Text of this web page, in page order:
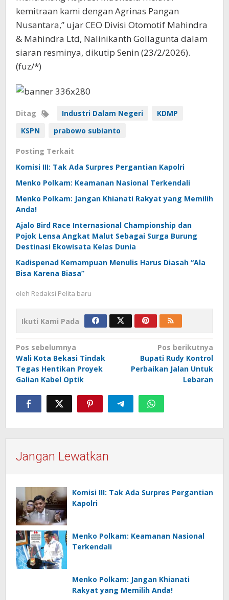
kemitraan kami dengan Agrinas Pangan
Nusantara,” ujar CEO Divisi Otomotif Mahindra
& Mahindra Ltd, Nalinikanth Gollagunta dalam
siaran resminya, dikutip Senin (23/2/2026).
(fuz/*)
Ditag Industri Dalam Negeri
KDMP
KSPN
prabowo subianto
Posting Terkait
Komisi III: Tak Ada Surpres Pergantian Kapolri
Menko Polkam: Keamanan Nasional Terkendali
Menko Polkam: Jangan Khianati Rakyat yang Memilih
Anda!
Ajalo Bird Race Internasional Championship dan
Pojok Lensa Angkat Malut Sebagai Surga Burung
Destinasi Ekowisata Kelas Dunia
Kadispenad Kemampuan Menulis Harus Diasah “Ala
Bisa Karena Biasa”
oleh Redaksi Pelita baru
Ikuti Kami Pada
Navigasi
pos
Pos sebelumnya
Wali Kota Bekasi Tindak
Tegas Hentikan Proyek
Galian Kabel Optik
Pos berikutnya
Bupati Rudy Kontrol
Perbaikan Jalan Untuk
Lebaran
Jangan Lewatkan
Komisi III: Tak Ada Surpres Pergantian
Kapolri
Menko Polkam: Keamanan Nasional
Terkendali
Menko Polkam: Jangan Khianati
Rakyat yang Memilih Anda!